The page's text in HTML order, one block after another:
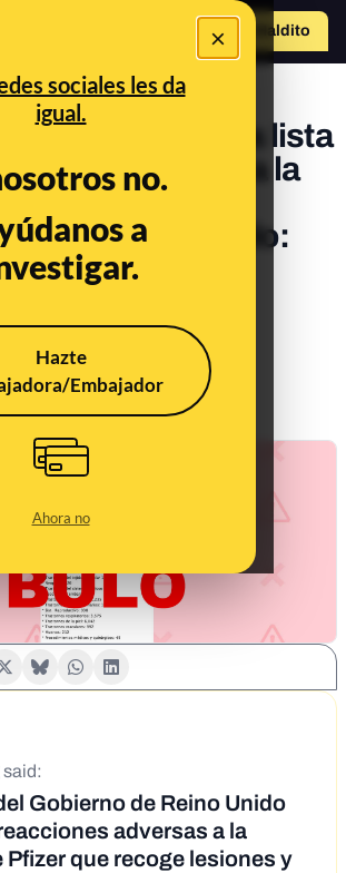
×
sociales les da
igual.
no.
a
Hazte
Embajador
Ahora no
Hazte Maldita
esta supuesta lista
adversas" a la
Pfizer contra la
en el Reino Unido:
de
que no están
5:00:21 PM
Gobierno de Reino Unido
adversas a la
Pfizer que recoge lesiones y